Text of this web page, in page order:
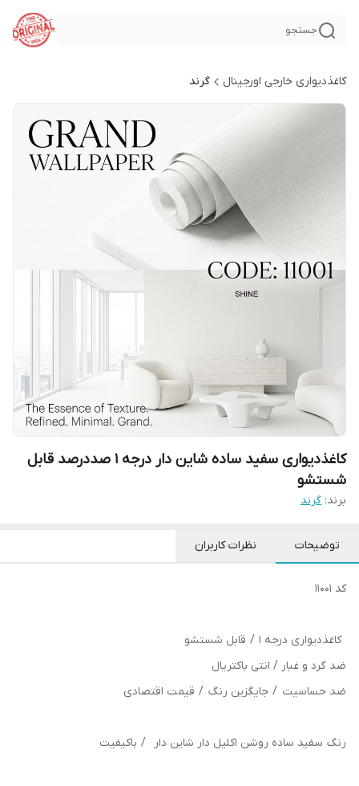
جستجو
کاغذدیواری خارجی اورجینال گرند
کاغذدیواری سفید ساده شاین دار درجه 1 صددرصد قابل
شستشو
برند: گرند
توضیحات نظرات کاربران
کد 11001
کاغذدیواری درجه 1 / قابل شستشو
ضد گرد و غبار / انتی باکتریال
ضد حساسیت / جایگزین رنگ / قیمت اقتصادی
رنگ سفید ساده روشن اکلیل دار شاین دار / باکیفیت